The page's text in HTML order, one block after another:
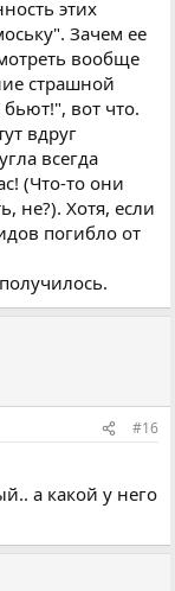
этих
Зачем ее
вообще
страшной
вот что.
вдруг
всегда
(Что-то они
не?). Хотя, если
погибло от
#16
а какой у него